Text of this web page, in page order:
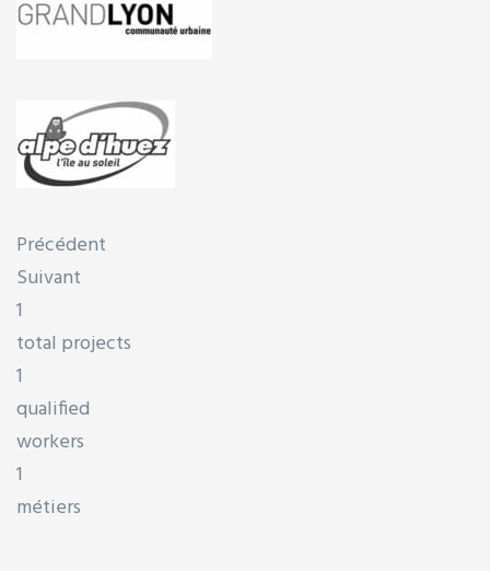
Précédent
Suivant
1
total projects
1
qualified
workers
1
métiers